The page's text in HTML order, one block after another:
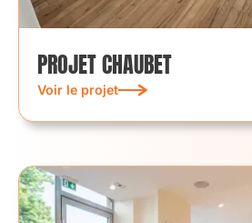
PROJET CHAUBET
Voir le projet